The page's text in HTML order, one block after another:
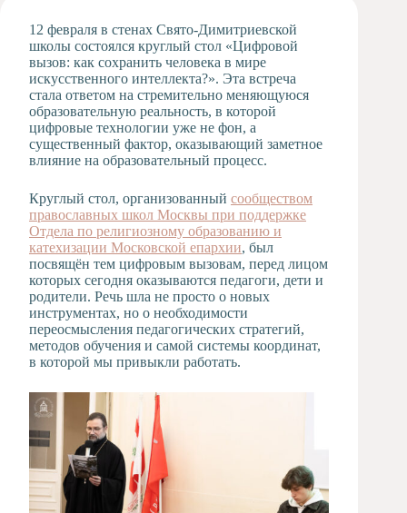
студия
Музыкальное
отделение
Психологическая
Служба
Тьюторская
служба
12 февраля в стенах Свято‑Димитриевской
школы состоялся круглый стол «Цифровой
вызов: как сохранить человека в мире
искусственного интеллекта?». Эта встреча
стала ответом на стремительно меняющуюся
образовательную реальность, в которой
цифровые технологии уже не фон, а
существенный фактор, оказывающий заметное
влияние на образовательный процесс.
Круглый стол, организованный сообществом
православных школ Москвы при поддержке
Отдела по религиозному образованию и
катехизации Московской епархии, был
посвящён тем цифровым вызовам, перед лицом
которых сегодня оказываются педагоги, дети и
родители. Речь шла не просто о новых
инструментах, но о необходимости
переосмысления педагогических стратегий,
методов обучения и самой системы координат,
в которой мы привыкли работать.